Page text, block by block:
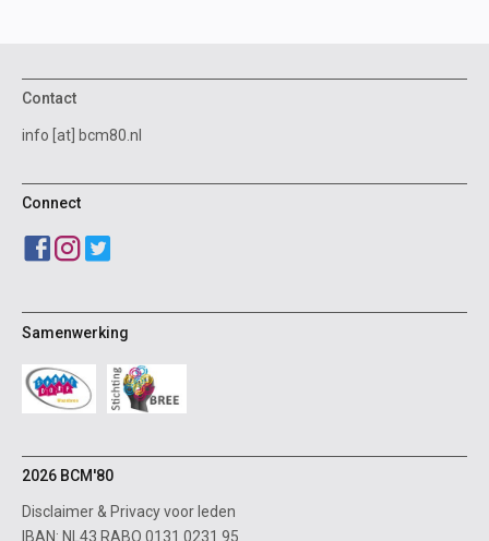
Contact
info [at] bcm80.nl
Connect
Samenwerking
2026 BCM'80
Disclaimer& Privacy voor leden
IBAN: NL43 RABO 0131 0231 95